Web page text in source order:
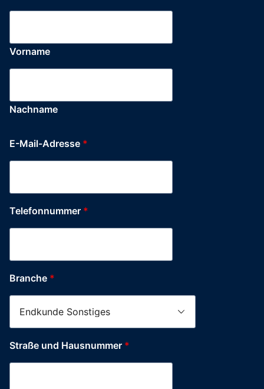
Vorname
Nachname
E-Mail-Adresse *
Telefonnummer *
Branche *
Straße und Hausnummer *